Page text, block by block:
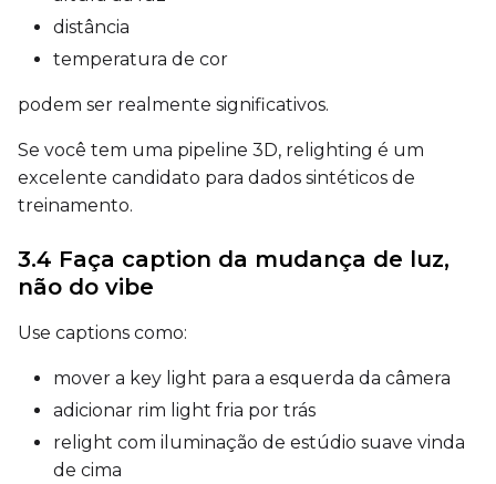
Prompt
Width
Height
LoRA Scale
distância
temperatura de cor
podem ser realmente significativos.
Se você tem uma pipeline 3D, relighting é um
excelente candidato para dados sintéticos de
treinamento.
3.4 Faça caption da mudança de luz,
não do vibe
Use captions como:
mover a key light para a esquerda da câmera
adicionar rim light fria por trás
relight com iluminação de estúdio suave vinda
de cima